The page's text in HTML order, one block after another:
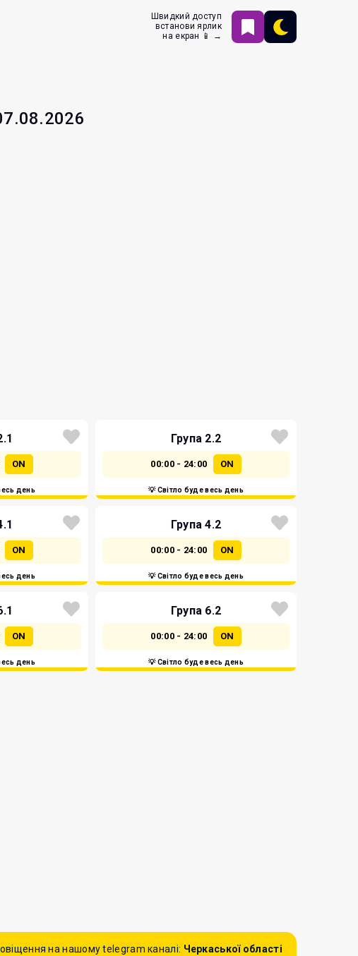
Швидкий доступ
встанови ярлик
на екран 📱 →
ON
день
Група 2.2
00:00 - 24:00 ON
💡 Світло буде весь день
ON
день
Група 4.2
00:00 - 24:00 ON
💡 Світло буде весь день
ON
день
Група 6.2
00:00 - 24:00 ON
💡 Світло буде весь день
на нашому telegram каналі: Черкаської області